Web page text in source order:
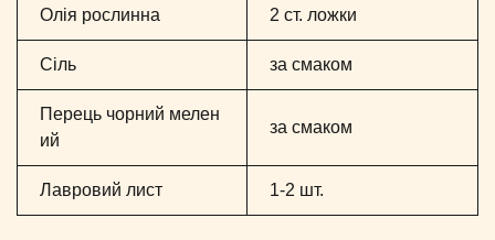
Олія рослинна 2 ст. ложки
Сіль за смаком
Перець чорний мелен
ий
за смаком
Лавровий лист 1-2 шт.